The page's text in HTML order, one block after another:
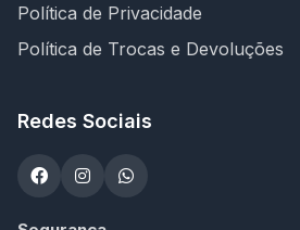
Política de Privacidade
Política de Trocas e Devoluções
Redes Sociais